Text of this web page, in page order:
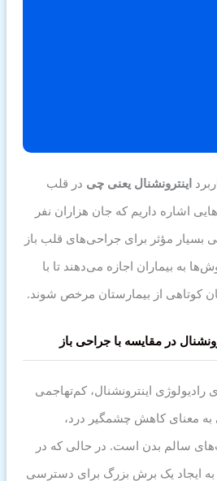
اینترونشنال یعنی چی در قلب
اشاره داریم که جان هزاران نفر
بسیار مؤثر برای جراحی‌های قلب باز
به بیماران اجازه می‌دهند تا با
کوتاهی از بیمارستان مرخص شوند.
در مقایسه با جراحی باز
رادیولوژی اینترونشنال، کم‌تهاجمی
معنای کاهش چشمگیر درد،
سالم بدن است. در حالی که در
ایجاد یک برش بزرگ برای دسترسی